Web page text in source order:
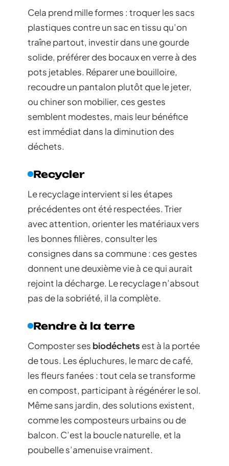
Cela prend mille formes : troquer les sacs
plastiques contre un sac en tissu qu’on
traîne partout, investir dans une gourde
solide, préférer des bocaux en verre à des
pots jetables. Réparer une bouilloire,
recoudre un pantalon plutôt que le jeter,
ou chiner son mobilier, ces gestes
semblent modestes, mais leur bénéfice
est immédiat dans la diminution des
déchets.
Recycler
Le recyclage intervient si les étapes
précédentes ont été respectées. Trier
avec attention, orienter les matériaux vers
les bonnes filières, consulter les
consignes dans sa commune : ces gestes
donnent une deuxième vie à ce qui aurait
rejoint la décharge. Le recyclage n’absout
pas de la sobriété, il la complète.
Rendre à la terre
Composter ses biodéchets est à la portée
de tous. Les épluchures, le marc de café,
les fleurs fanées : tout cela se transforme
en compost, participant à régénérer le sol.
Même sans jardin, des solutions existent,
comme les composteurs urbains ou de
balcon. C’est la boucle naturelle, et la
poubelle s’amenuise vraiment.